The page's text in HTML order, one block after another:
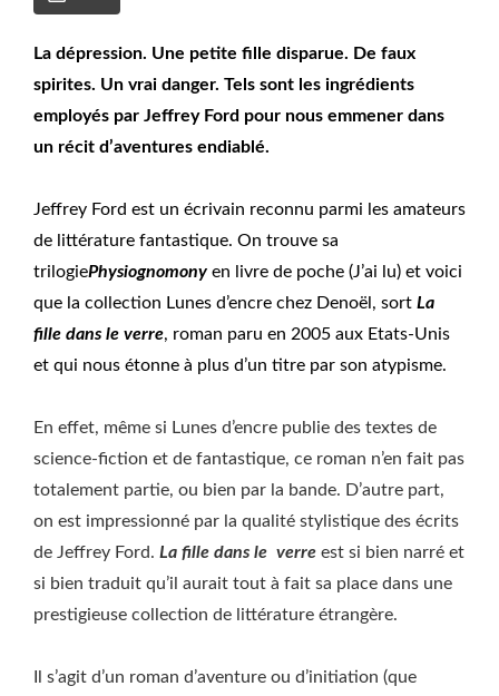
La dépression. Une petite fille disparue. De faux
spirites. Un vrai danger. Tels sont les ingrédients
employés par Jeffrey Ford pour nous emmener dans
un récit d’aventures endiablé.
Jeffrey Ford est un écrivain reconnu parmi les amateurs
de littérature fantastique. On trouve sa
trilogiePhysiognomony en livre de poche (J’ai lu) et voici
que la collection Lunes d’encre chez Denoël, sort La
fille dans le verre, roman paru en 2005 aux Etats-Unis
et qui nous étonne à plus d’un titre par son atypisme.
En effet, même si Lunes d’encre publie des textes de
science-fiction et de fantastique, ce roman n’en fait pas
totalement partie, ou bien par la bande. D’autre part,
on est impressionné par la qualité stylistique des écrits
de Jeffrey Ford. La fille dans le verre est si bien narré et
si bien traduit qu’il aurait tout à fait sa place dans une
prestigieuse collection de littérature étrangère.
Il s’agit d’un roman d’aventure ou d’initiation (que